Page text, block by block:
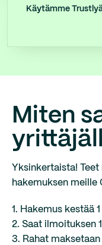
Käytämme
Miten
Yksinkertaista!
hakemuksen meille
1. Hakemus kestää
2. Saat ilmoituksen
3. Rahat